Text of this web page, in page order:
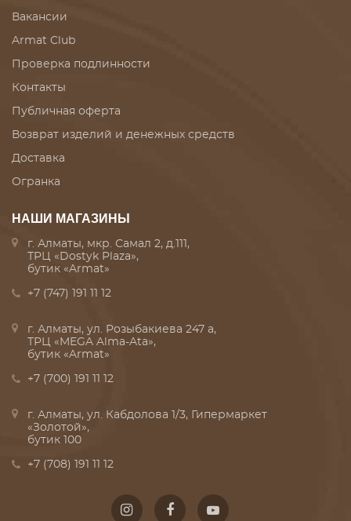
Вакансии
Armat Club
Проверка подлинности
Контакты
Публичная оферта
Возврат изделий и денежных средств
Доставка
Огранка
НАШИ МАГАЗИНЫ
г. Алматы, мкр. Самал 2, д.111,
ТРЦ «Dostyk Plaza»,
бутик «Armat»
+7 (747) 191 11 12
г. Алматы, ул. Розыбакиева 247 а,
ТРЦ «MEGA Alma-Ata»,
бутик «Armat»
+7 (700) 191 11 12
г. Алматы, ул. Кабдолова 1/3, Гипермаркет
«Золотой»,
бутик 100
+7 (708) 191 11 12